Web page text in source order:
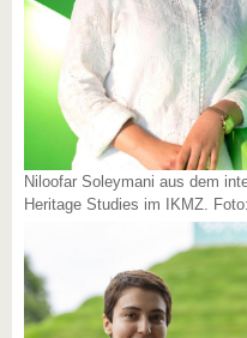
Niloofar Soleymani aus dem
Heritage Studies im IKMZ.